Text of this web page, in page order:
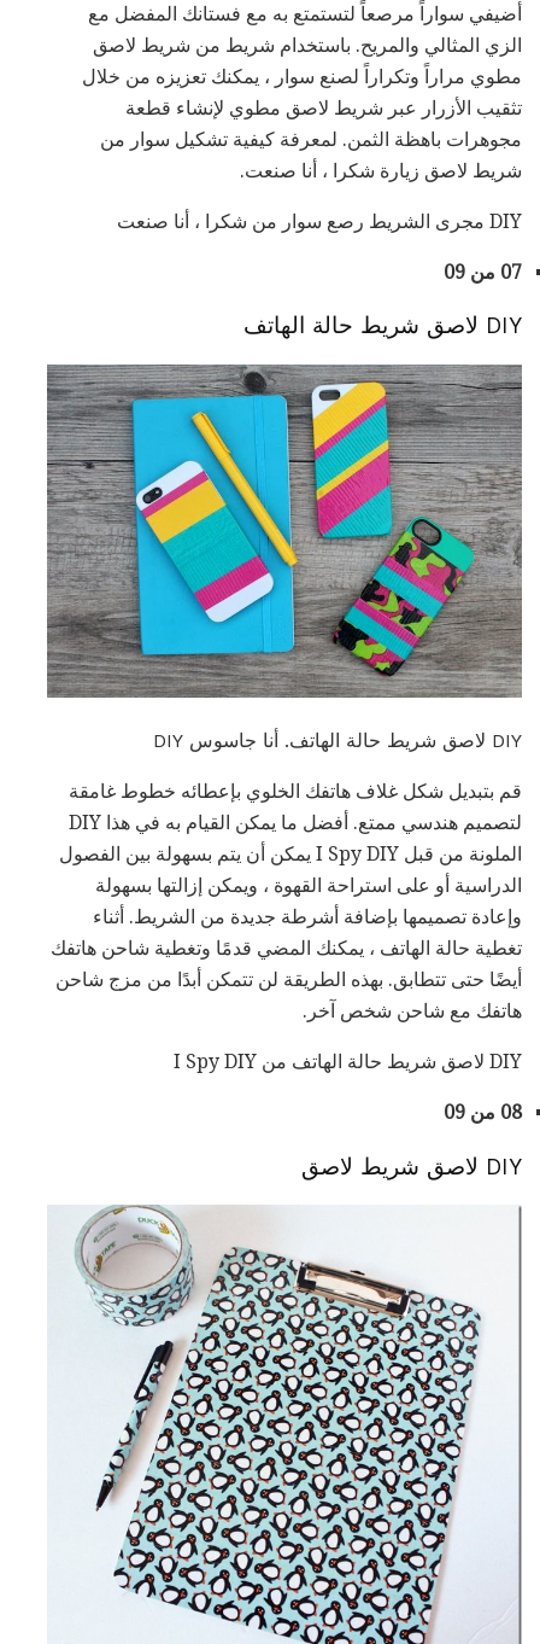
أضيفي سواراً مرصعاً لتستمتع به مع فستانك المفضل مع
الزي المثالي والمريح. باستخدام شريط من شريط لاصق
مطوي مراراً وتكراراً لصنع سوار ، يمكنك تعزيزه من خلال
تثقيب الأزرار عبر شريط لاصق مطوي لإنشاء قطعة
مجوهرات باهظة الثمن. لمعرفة كيفية تشكيل سوار من
شريط لاصق زيارة شكرا ، أنا صنعت.
DIY مجرى الشريط رصع سوار من شكرا ، أنا صنعت
07 من 09
DIY لاصق شريط حالة الهاتف
DIY لاصق شريط حالة الهاتف. أنا جاسوس DIY
قم بتبديل شكل غلاف هاتفك الخلوي بإعطائه خطوط غامقة
لتصميم هندسي ممتع. أفضل ما يمكن القيام به في هذا DIY
الملونة من قبل I Spy DIY يمكن أن يتم بسهولة بين الفصول
الدراسية أو على استراحة القهوة ، ويمكن إزالتها بسهولة
وإعادة تصميمها بإضافة أشرطة جديدة من الشريط. أثناء
تغطية حالة الهاتف ، يمكنك المضي قدمًا وتغطية شاحن هاتفك
أيضًا حتى تتطابق. بهذه الطريقة لن تتمكن أبدًا من مزج شاحن
هاتفك مع شاحن شخص آخر.
DIY لاصق شريط حالة الهاتف من I Spy DIY
08 من 09
DIY لاصق شريط لاصق